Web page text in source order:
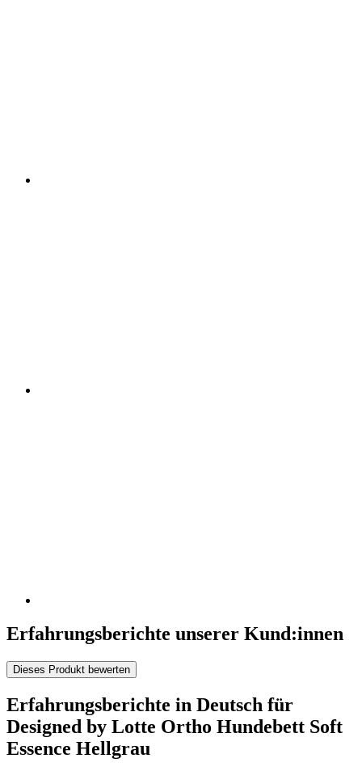
Erfahrungsberichte unserer Kund:innen
Dieses Produkt bewerten
Erfahrungsberichte in Deutsch für
Designed by Lotte Ortho Hundebett Soft
Essence Hellgrau